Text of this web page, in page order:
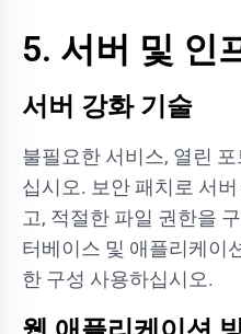
5. 서버 및 인
서버 강화 기술
불필요한 서비스, 열린
십시오. 보안 패치로 서
고, 적절한 파일 권한을
터베이스 및 애플리케이
한 구성 사용하십시오.